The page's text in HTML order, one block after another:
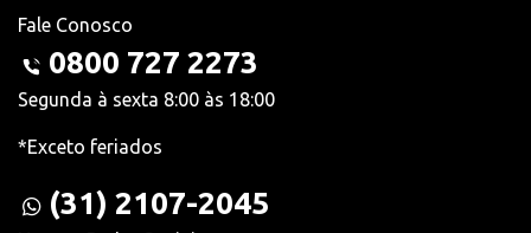
Fale Conosco
0800 727 2273
Segunda à sexta 8:00 às 18:00
*Exceto feriados
(31) 2107-2045